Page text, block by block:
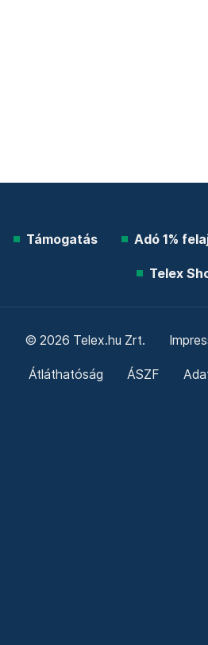
Támogatás Adó 1%
Telex
© 2026 Telex.hu Zrt.
Átláthatóság ÁSZF